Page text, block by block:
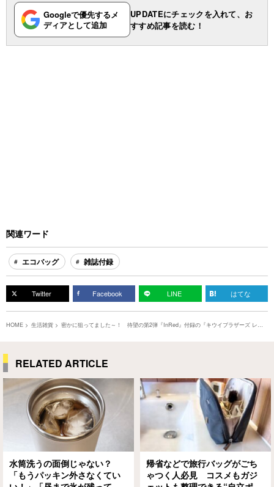
Googleで優先するメ
ディアとして追加
UPDATEにチェックを入れて、お
すすめ記事を読む！
関連ワード
エコバッグ 雑誌付録
Twitter Facebook LINE はてな
HOME 生活雑貨
密かに狙ってました～！ 待望の第2弾『InRed』付録の『キウイブラザーズ レッ
RELATED ARTICLE
水筒洗うの面倒じゃない？
「もうパッキン外さなくてい
帰省などで旅行バッグがごち
ゃつく人必見 コスメもガジ